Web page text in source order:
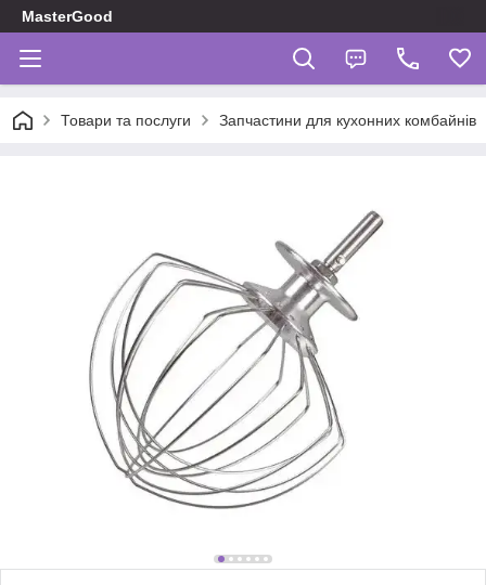
MasterGood
Товари та послуги Запчастини для кухонних комбайнів